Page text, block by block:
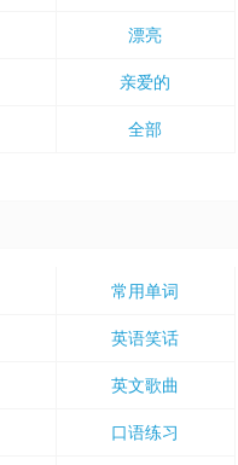
漂亮
亲爱的
全部
常用单词
英语笑话
英文歌曲
口语练习